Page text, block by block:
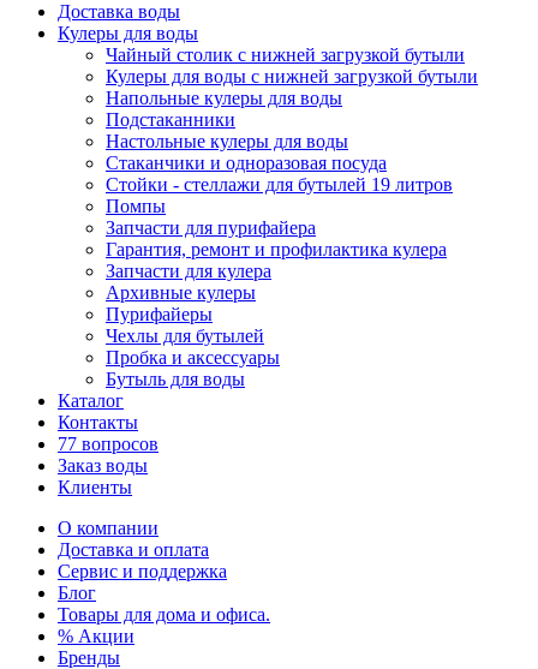
Доставка воды
Кулеры для воды
Чайный столик с нижней загрузкой бутыли
Кулеры для воды с нижней загрузкой бутыли
Напольные кулеры для воды
Подстаканники
Настольные кулеры для воды
Стаканчики и одноразовая посуда
Стойки - стеллажи для бутылей 19 литров
Помпы
Запчасти для пурифайера
Гарантия, ремонт и профилактика кулера
Запчасти для кулера
Архивные кулеры
Пурифайеры
Чехлы для бутылей
Пробка и аксессуары
Бутыль для воды
Каталог
Контакты
77 вопросов
Заказ воды
Клиенты
О компании
Доставка и оплата
Сервис и поддержка
Блог
Товары для дома и офиса.
% Акции
Бренды